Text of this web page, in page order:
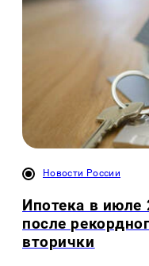
Новости России
Ипотека в июле
после
вторички